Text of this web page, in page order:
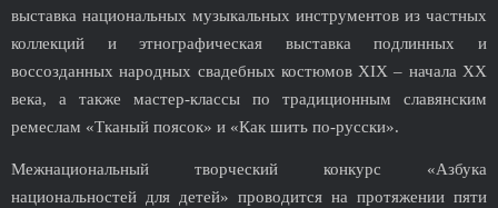
выставка национальных музыкальных инструментов из частных
коллекций и этнографическая выставка подлинных и
воссозданных народных свадебных костюмов XIX – начала ХХ
века, а также мастер-классы по традиционным славянским
ремеслам «Тканый поясок» и «Как шить по-русски».
Межнациональный творческий конкурс «Азбука
национальностей для детей» проводится на протяжении пяти